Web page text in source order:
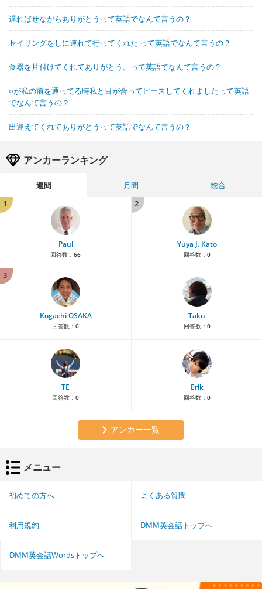
遅ればせながらありがとうって英語でなんて言うの？
セイリングをしに連れて行ってくれた って英語でなんて言うの？
食器を片付けてくれてありがとう。って英語でなんて言うの？
○が私の前を通ってる時私と目が合ってピースしてくれましたって英語
でなんて言うの？
出迎えてくれてありがとうって英語でなんて言うの？
アンカーランキング
週間 月間
総合
1
Paul
回答数： 66
2
Yuya J. Kato
回答数： 0
3
Kogachi OSAKA
回答数： 0
Taku
回答数： 0
TE
回答数： 0
Erik
回答数： 0
アンカー一覧
メニュー
初めての方へ よくある質問
利用規約 DMM英会話トップへ
DMM英会話Wordsトップへ